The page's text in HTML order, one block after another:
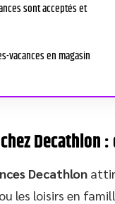
sont acceptés et
vacances en magasin
Decathlon
les loisirs en